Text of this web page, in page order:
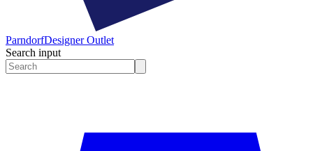
ParndorfDesigner Outlet
Search input